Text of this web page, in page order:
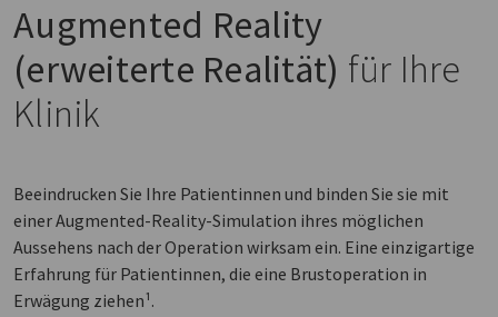
Augmented Reality
(erweiterte Realität) für Ihre
Klinik
Beeindrucken Sie Ihre Patientinnen und binden Sie sie mit
einer Augmented-Reality-Simulation ihres möglichen
Aussehens nach der Operation wirksam ein. Eine einzigartige
Erfahrung für Patientinnen, die eine Brustoperation in
Erwägung ziehen¹.